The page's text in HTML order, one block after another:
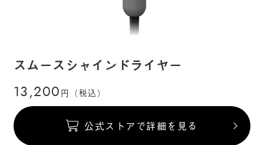
スムースシャインドライヤー
13,200 円（税込）
公式ストアで詳細を見る